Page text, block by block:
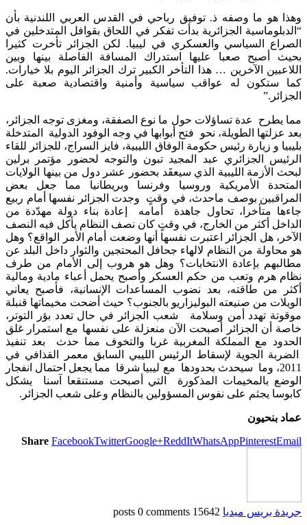
وهذا هو ما وصفه ذ. توفيق رباحي في القدس العربي اللندنية بأن
“الدبلوماسية الجزائرية بدأت تفكر في اللحاق بقوافل المتدخلين في
الصراع السياسي والعسكري في ليبيا. لكن الجزائر تأخرت كثيرا
بحيث أصبح صعبا عليها استدراك المسافة الفاصلة بينها وبين
اللاعبين الآخرين … هذا التأخر الكبير ترك الجزائر اليوم بلا خيارات.
كما ستكون له عواقب سياسية وأمنية واقتصادية صعبة على
الجزائر.”
مما يطرح عدة تساؤلات حول ما نوع الصفقة، ومغزى توجه الجزائر،
بعد عزلتها الطويلة، نحو فتح أبوابها في وجه الوفود الدولية المتدخلة
بليبيا و زيارة رئيس حكومة الوفاق الليبية، فايز السراج، للجزائر للقاء
الرئيس الجزائري عبد المجيد تبون والتوجه لحضور مؤتمر برلين
لبحث الأزمة الليبية الذي سيعقَد بحضور عشر دول من بينها الولايات
المتحدة الأمريكية وروسيا وفرنسا وبريطانيا مما جعل بعض
المراقبين بوصف ماحدث، في وقتٍ وجدت الجزائر نفسها أمام ربيع
جاءها متأخرا، تحاول جاهدة أمامه إعادة بناء دولة مهدّدة من
الداخل أكثر من الخارج، في وقتٍ كان نصف النظام يأكل فيه النصف
الآخر، هل الجزائر اعتبرت نفسها أنها وضعت أمام الأمر الواقع؟ وهل
هو محاولة من النظام لالهاء جحافل المحتجين والثوار داخل البلد عن
مطالبهم بإعادة الانتخابات؟ وهل هو هروب إلى الأمام من طرف
نظام هرم وتعب من حكم العسكر وأصبح يحمل أعباء مادية ومالية
أكثر من طاقته، بعد نضوب المساعدات الإنسانية، فأصبح يعاني
الويلات من صنيعته البوليزاريو بالجنوب؟ حيث أضحت مخيماتها قنبلة
موقوتة تهدد أمن وسلامة شعب الجزائر في حال تعدد بؤر التوتر،
خاصة أن الجزائر أصبحت الآن منعزلة على نفسها مع استمرار غلق
الحدود مع المملكة المغربية غربا والتخوف مما حدث بعد تنفيذ
الضربة الجوية لإسقاط الرئيس الليبي السابق معمر القذافي في
2011، وما سيحدث بحدودها مع ليبيا شرقا مما يجعل احتمال انفجار
الوضع بالمخيمات المذكورة التي أصبحت مستنقعا آسنا يشكل
كابوسا يجثم على نفوس المسؤولين بالنظام وعلى شعب الجزائر.
عماد بنحيون
Share FacebookTwitterGoogle+ReddItWhatsAppPinterestEmail
جريدة بريس ميديا 15642 posts
0 comments